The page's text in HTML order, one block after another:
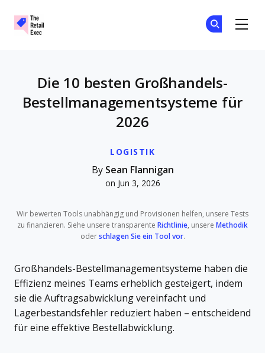
LOGISTIK
Die 10 besten Großhandels-
Bestellmanagementsysteme für
2026
By Sean Flannigan
on Jun 3, 2026
Wir bewerten Tools unabhängig und Provisionen helfen, unsere Tests
zu finanzieren. Siehe unsere transparente Richtlinie, unsere Methodik
oder schlagen Sie ein Tool vor.
Großhandels-Bestellmanagementsysteme haben die
Effizienz meines Teams erheblich gesteigert, indem
sie die Auftragsabwicklung vereinfacht und
Lagerbestandsfehler reduziert haben – entscheidend
für eine effektive Bestellabwicklung.